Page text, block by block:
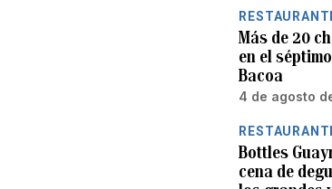
Más de 20
en el
Bacoa
4 de agosto
Bottles
cena de